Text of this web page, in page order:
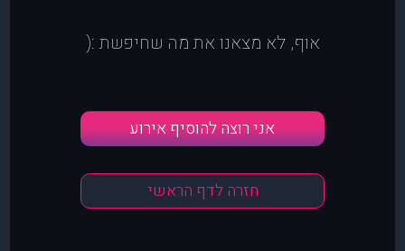
אוף, לא מצאנו את מה שחיפשת :(
אני רוצה להוסיף אירוע
חזרה לדף הראשי